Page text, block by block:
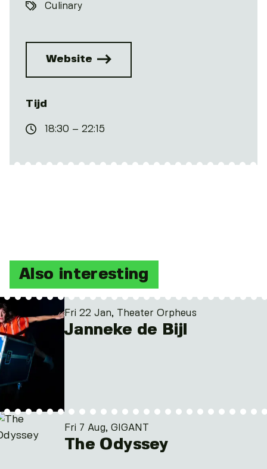
Culinary
Website
Tijd
18:30 – 22:15
Also interesting
Fri 22 Jan, Theater Orpheus
Janneke de Bijl
Fri 7 Aug, GIGANT
The Odyssey